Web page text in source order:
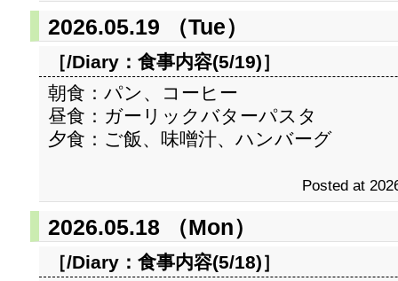
2026.05.19 （Tue）
［/Diary： 食事内容(5/19)］
朝食：パン、コーヒー
昼食：ガーリックバターパスタ
夕食：ご飯、味噌汁、ハンバーグ
Posted at
2026.05.18 （Mon）
［/Diary： 食事内容(5/18)］